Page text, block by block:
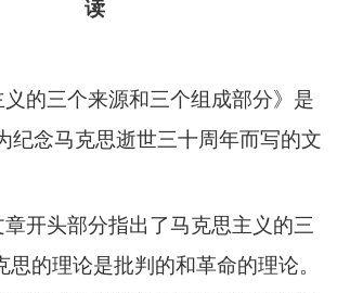
读
义的三个来源和三个组成部分》是
纪念马克思逝世三十周年而写的文
开头部分指出了马克思主义的三
思的理论是批判的和革命的理论。